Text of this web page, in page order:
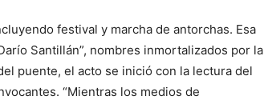
festival y marcha de antorchas. Esa
Santillán”, nombres inmortalizados por la
puente, el acto se inició con la lectura del
“Mientras los medios de